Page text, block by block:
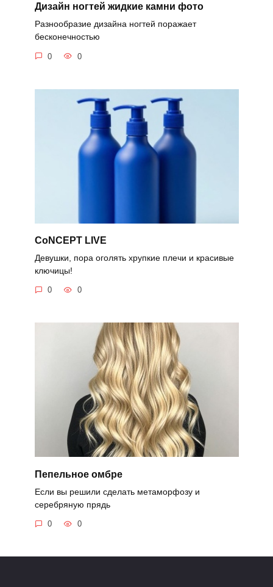
Дизайн ногтей жидкие камни фото
Разнообразие дизайна ногтей поражает
бесконечностью
0 0
CoNCEPT LIVE
Девушки, пора оголять хрупкие плечи и красивые
ключицы!
0 0
Пепельное омбре
Если вы решили сделать метаморфозу и
серебряную прядь
0 0